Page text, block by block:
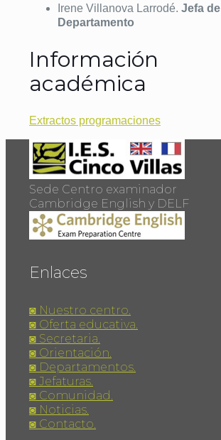
Irene Villanova Larrodé. Jefa de
Departamento
Información
académica
Extractos programaciones
Sede Centro examinador
Cambridge English y DELF
Enlaces
◙ Nuestro centro.
◙ Oferta educativa.
◙ Secretaria.
◙ Orientación.
◙ Departamentos.
◙ Jefaturas.
◙ Comunidad.
◙ Noticias.
◙ Contacto.